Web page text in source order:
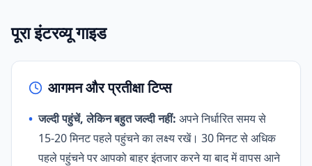
पूरा इंटरव्यू गाइड
आगमन और प्रतीक्षा टिप्स
• जल्दी पहुंचें, लेकिन बहुत जल्दी नहीं: अपने निर्धारित समय से
15-20 मिनट पहले पहुंचने का लक्ष्य रखें। 30 मिनट से अधिक
पहले पहुंचने पर आपको बाहर इंतजार करने या बाद में वापस आने